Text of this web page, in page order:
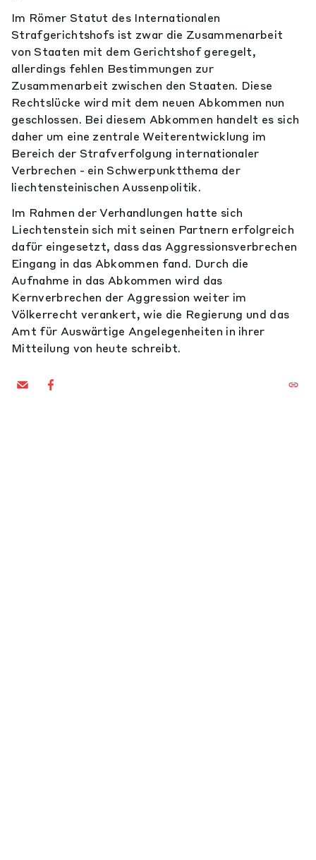
Im Römer Statut des Internationalen
Strafgerichtshofs ist zwar die Zusammenarbeit
von Staaten mit dem Gerichtshof geregelt,
allerdings fehlen Bestimmungen zur
Zusammenarbeit zwischen den Staaten. Diese
Rechtslücke wird mit dem neuen Abkommen nun
geschlossen. Bei diesem Abkommen handelt es sich
daher um eine zentrale Weiterentwicklung im
Bereich der Strafverfolgung internationaler
Verbrechen - ein Schwerpunktthema der
liechtensteinischen Aussenpolitik.
Im Rahmen der Verhandlungen hatte sich
Liechtenstein sich mit seinen Partnern erfolgreich
dafür eingesetzt, dass das Aggressionsverbrechen
Eingang in das Abkommen fand. Durch die
Aufnahme in das Abkommen wird das
Kernverbrechen der Aggression weiter im
Völkerrecht verankert, wie die Regierung und das
Amt für Auswärtige Angelegenheiten in ihrer
Mitteilung von heute schreibt.